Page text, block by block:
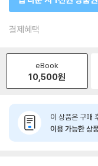
결제혜택
eBook
10,500원
이 상품은 구매
이용 가능한 상